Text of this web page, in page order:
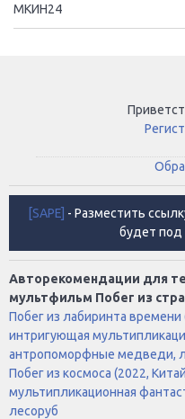
МКИН24
[SAPE] - Разместить
будет под
Авторекомендации для
мультфильм Побег из
Побег из лабиринта времени
интригующая
антропоморфные медведи,
Побег из космоса (2022,
мультипликационная
лесоруб